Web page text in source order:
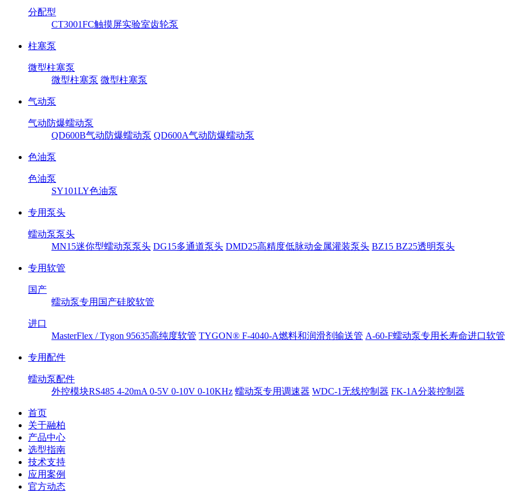
分配型
CT3001FC触摸屏实验室齿轮泵
柱塞泵
微型柱塞泵
微型柱塞泵 微型柱塞泵
气动泵
气动防爆蠕动泵
QD600B气动防爆蠕动泵 QD600A气动防爆蠕动泵
色油泵
色油泵
SY101LY色油泵
专用泵头
蠕动泵泵头
MN15迷你型蠕动泵泵头 DG15多通道泵头 DMD25高精度低脉动金属灌装泵头 BZ15 BZ25透明泵头
专用软管
国产
蠕动泵专用国产硅胶软管
进口
MasterFlex / Tygon 95635高纯度软管 TYGON® F-4040-A燃料和润滑剂输送管 A-60-F蠕动泵专用长寿命进口软管
专用配件
蠕动泵配件
外控模块RS485 4-20mA 0-5V 0-10V 0-10KHz 蠕动泵专用调速器 WDC-1无线控制器 FK-1A分装控制器
首页
关于融柏
产品中心
选型指南
技术支持
应用案例
官方动态